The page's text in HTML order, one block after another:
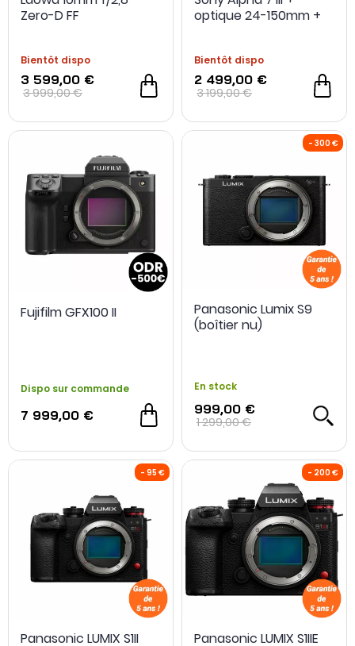
NOUVEAU -10 %
Zero-D FF
Bientôt dispo
3 599,00 €
3 999,00 €
NOUVEAU
optique 24-150mm +
+ fixation sac à dos +
batterie
Bientôt dispo
2 499,00 €
3 199,00 €
Fujifilm GFX100 II
Dispo sur commande
7 999,00 €
Panasonic Lumix S9
(boîtier nu)
En stock
999,00 €
1 299,00 €
Panasonic LUMIX S1II
Panasonic LUMIX S1IIE